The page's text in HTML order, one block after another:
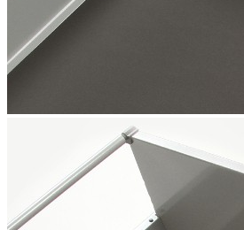
• Гибкий и прочный материал легко
необходимые размеры и удобен в
• Современный внешний вид и
Дополнительная информация
При заказе коврика длиной более 1